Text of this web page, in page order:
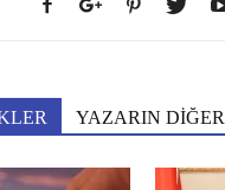
YAZARIN